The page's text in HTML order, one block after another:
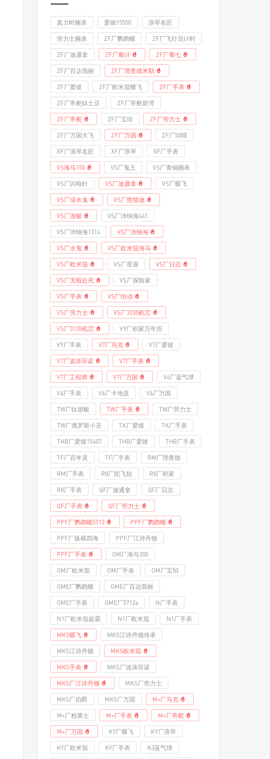
真力时腕表 爱彼15500 浪琴名匠
劳力士腕表 ZF厂鹦鹉螺 ZF厂飞行员计时
ZF厂迪通拿 ZF厂葡计 ZF厂葡七
ZF厂百达翡丽 ZF厂理查德米勒
ZF厂爱彼 ZF厂欧米茄蝶飞 ZF厂手表
ZF厂帝舵钛土豆 ZF厂帝舵碧湾
ZF厂帝舵 ZF厂宝珀 ZF厂劳力士
ZF厂万国大飞 ZF厂万国 ZF厂50噚
XF厂浪琴名匠 XF厂浪琴 XF厂手表
VS海马150 VS厂鬼王 VS厂青铜腕表
VS厂闪电针 VS厂迪通拿 VS厂蝶飞
VS厂绿水鬼 VS厂熊猫迪
VS厂游艇 VS厂沛纳海441
VS厂沛纳海1314 VS厂沛纳海
VS厂水鬼 VS厂欧米茄海马
VS厂欧米茄 VS厂星座 VS厂日志
VS厂无暇赴死 VS厂探险家
VS厂手表 VS厂恒动
VS厂劳力士 VS厂3235机芯
VS厂3135机芯 V9厂积家万年历
V9厂手表 V7厂马克 V7厂爱彼
V7厂波涛菲诺 V7厂手表
V7厂工程师 V7厂万国 V6厂蓝气球
V6厂手表 V6厂卡地亚 V6厂万国
TW厂钛游艇 TW厂手表 TW厂劳力士
TW厂俄罗斯小丑 TK厂爱彼 TK厂手表
THB厂爱彼15407 THB厂爱彼 THB厂手表
TF厂百年灵 TF厂手表 RM厂理查德
RM厂手表 R8厂陀飞轮 R8厂积家
R8厂手表 QF厂迪通拿 QF厂日志
QF厂手表 QF厂劳力士
PPF厂鹦鹉螺5712 PPF厂鹦鹉螺
PPF厂纵横四海 PPF厂江诗丹顿
PPF厂手表 OM厂海马300
OM厂欧米茄 OM厂手表 OM厂宝珀
OME厂鹦鹉螺 OME厂百达翡丽
OME厂手表 OME厂5712a N厂手表
N1厂欧米茄超霸 N1厂欧米茄 N1厂手表
MKS蝶飞 MKS江诗丹顿传承
MKS江诗丹顿 MKS欧米茄
MKS手表 MKS厂波涛菲诺
MKS厂江诗丹顿 MKS厂劳力士
MKS厂伯爵 MKS厂万国 M+厂马克
M+厂柏莱士 M+厂手表 M+厂帝舵
M+厂万国 KY厂蝶飞 KY厂浪琴
KY厂欧米茄 KY厂手表 K3蓝气球